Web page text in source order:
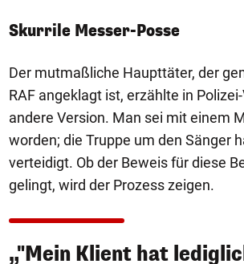
Skurrile Messer-Posse
Der mutmaßliche Haupttäter, der
RAF angeklagt ist, erzählte in
andere Version. Man sei mit einem
worden; die Truppe um den Sänger
verteidigt. Ob der Beweis für diese
gelingt, wird der Prozess zeigen.
„"Mein Klient hat